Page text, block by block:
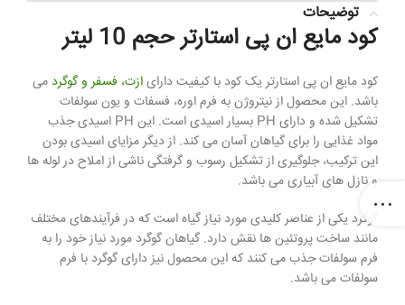
توضیحات
کود مایع ان پی استارتر حجم 10 لیتر
کود مایع ان پی استارتر یک کود با کیفیت دارایازت، فسفر و گوگردمی
باشد. این محصول از نیتروژن به فرم اوره، فسفات و یون سولفات
تشکیل شده و دارای PH بسیار اسیدی است. این PH اسیدی جذب
مواد غذایی را برای گیاهان آسان می کند. از دیگر مزایای اسیدی بودن
این ترکیب، جلوگیری از تشکیل رسوب و گرفتگی ناشی از املاح در لوله ها
و نازل های آبیاری می باشد.
گوگرد یکی از عناصر کلیدی مورد نیاز گیاه است که در فرآیندهای مختلف
مانند ساخت پروتئین ها نقش دارد. گیاهان گوگرد مورد نیاز خود را به
فرم سولفات جذب می کنند که این محصول نیز دارای گوگرد با فرم
سولفات می باشد.